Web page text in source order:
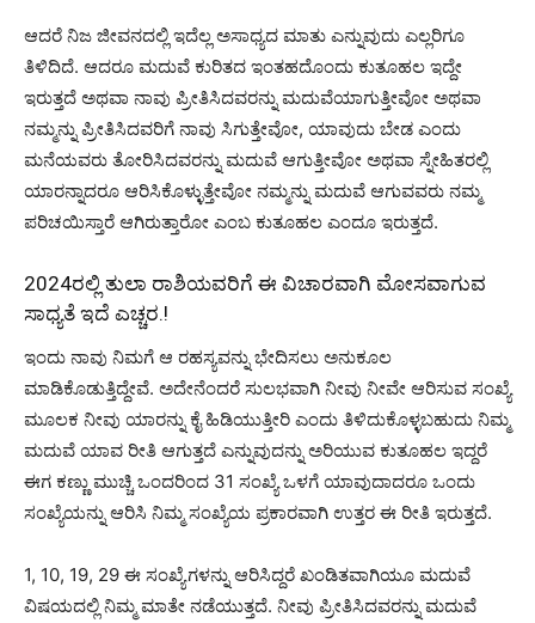
ಆದರೆ ನಿಜ ಜೀವನದಲ್ಲಿ ಇದೆಲ್ಲ ಅಸಾಧ್ಯದ ಮಾತು ಎನ್ನುವುದು ಎಲ್ಲರಿಗೂ
ತಿಳಿದಿದೆ. ಆದರೂ ಮದುವೆ ಕುರಿತದ ಇಂತಹದೊಂದು ಕುತೂಹಲ ಇದ್ದೇ
ಇರುತ್ತದೆ ಅಥವಾ ನಾವು ಪ್ರೀತಿಸಿದವರನ್ನು ಮದುವೆಯಾಗುತ್ತೀವೋ ಅಥವಾ
ನಮ್ಮನ್ನು ಪ್ರೀತಿಸಿದವರಿಗೆ ನಾವು ಸಿಗುತ್ತೇವೋ, ಯಾವುದು ಬೇಡ ಎಂದು
ಮನೆಯವರು ತೋರಿಸಿದವರನ್ನು ಮದುವೆ ಆಗುತ್ತೀವೋ ಅಥವಾ ಸ್ನೇಹಿತರಲ್ಲಿ
ಯಾರನ್ನಾದರೂ ಆರಿಸಿಕೊಳ್ಳುತ್ತೇವೋ ನಮ್ಮನ್ನು ಮದುವೆ ಆಗುವವರು ನಮ್ಮ
ಪರಿಚಯಿಸ್ತಾರೆ ಆಗಿರುತ್ತಾರೋ ಎಂಬ ಕುತೂಹಲ ಎಂದೂ ಇರುತ್ತದೆ.
2024ರಲ್ಲಿ ತುಲಾ ರಾಶಿಯವರಿಗೆ ಈ ವಿಚಾರವಾಗಿ ಮೋಸವಾಗುವ
ಸಾಧ್ಯತೆ ಇದೆ ಎಚ್ಚರ.!
ಇಂದು ನಾವು ನಿಮಗೆ ಆ ರಹಸ್ಯವನ್ನು ಭೇದಿಸಲು ಅನುಕೂಲ
ಮಾಡಿಕೊಡುತ್ತಿದ್ದೇವೆ. ಅದೇನೆಂದರೆ ಸುಲಭವಾಗಿ ನೀವು ನೀವೇ ಆರಿಸುವ ಸಂಖ್ಯೆ
ಮೂಲಕ ನೀವು ಯಾರನ್ನು ಕೈ ಹಿಡಿಯುತ್ತೀರಿ ಎಂದು ತಿಳಿದುಕೊಳ್ಳಬಹುದು ನಿಮ್ಮ
ಮದುವೆ ಯಾವ ರೀತಿ ಆಗುತ್ತದೆ ಎನ್ನುವುದನ್ನು ಅರಿಯುವ ಕುತೂಹಲ ಇದ್ದರೆ
ಈಗ ಕಣ್ಣು ಮುಚ್ಚಿ ಒಂದರಿಂದ 31 ಸಂಖ್ಯೆ ಒಳಗೆ ಯಾವುದಾದರೂ ಒಂದು
ಸಂಖ್ಯೆಯನ್ನು ಆರಿಸಿ ನಿಮ್ಮ ಸಂಖ್ಯೆಯ ಪ್ರಕಾರವಾಗಿ ಉತ್ತರ ಈ ರೀತಿ ಇರುತ್ತದೆ.
1, 10, 19, 29 ಈ ಸಂಖ್ಯೆಗಳನ್ನು ಆರಿಸಿದ್ದರೆ ಖಂಡಿತವಾಗಿಯೂ ಮದುವೆ
ವಿಷಯದಲ್ಲಿ ನಿಮ್ಮ ಮಾತೇ ನಡೆಯುತ್ತದೆ. ನೀವು ಪ್ರೀತಿಸಿದವರನ್ನು ಮದುವೆ